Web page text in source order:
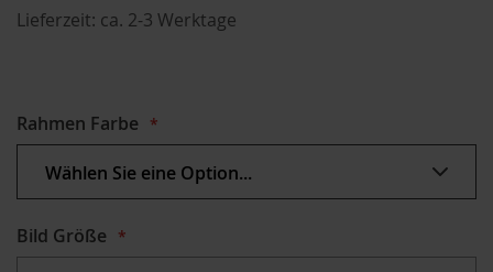
Lieferzeit: ca. 2-3 Werktage
Rahmen Farbe
Bild Größe